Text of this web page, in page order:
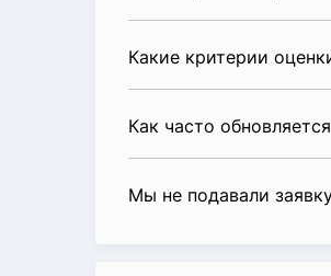
Какие критерии
Как часто
Мы не подавали